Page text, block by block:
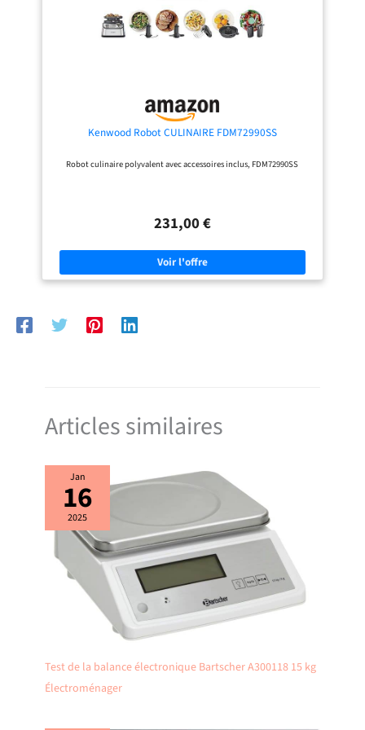
des ingrédients pour des résultats
parfaits COMPREND : base
motorisée, bol, couvercle avec
xx cm. Poids : xx kg. Couleur : noir
tasse à emporter de 400 ml et un
broyeur. Cela signifie que vous
pouvez facilement maîtriser la
et des pièces lavables au lave-
est hygiénique et facile à entretenir.
propre. Le robot culinaire Camic est
pause et sélection de vitesse sont
disponibles à tout moment, afin
basculer entre les différents modes
culinaire est facile à utiliser, ce qui
Kenwood Robot CULINAIRE FDM72990SS
Robot culinaire polyvalent avec accessoires inclus, FDM72990SS
231,00 €
Articles similaires
Jan
16
2025
Test de la balance électronique Bartscher A300118 15 kg
Électroménager